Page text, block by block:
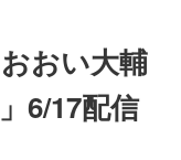
おい大輔
6/17配信